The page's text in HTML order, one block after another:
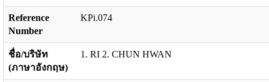
Reference
Number
KPi.074
ชื่อ/บริษัท
(ภาษาอังกฤษ)
1. RI 2. CHUN HWAN